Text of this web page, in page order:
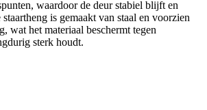
waardoor de deur stabiel blijft en
is gemaakt van staal en voorzien
wat het materiaal beschermt tegen
sterk houdt.